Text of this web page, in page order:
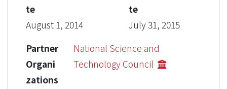
te
August 1, 2014
te
July 31, 2015
Partner
Organi
zations
National Science and
Technology Council